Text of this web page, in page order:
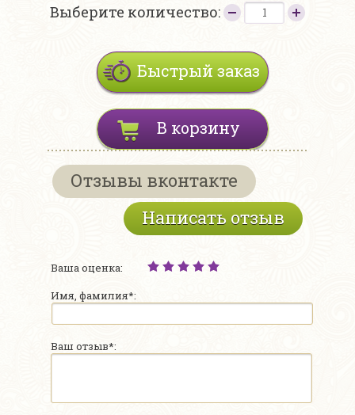
Выберите количество:
Быстрый заказ
В корзину
Отзывы вконтакте
Написать отзыв
Ваша оценка:
Имя, фамилия*:
Ваш отзыв*: